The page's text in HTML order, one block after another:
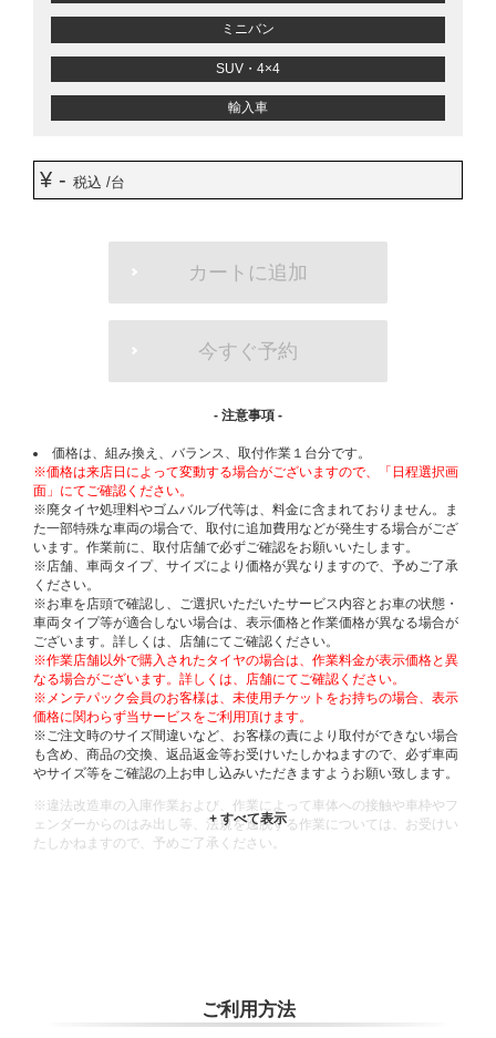
ミニバン
SUV・4×4
輸入車
¥ - 税込 /台
OPTIONS
カートに追加
今すぐ予約
- 注意事項 -
価格は、組み換え、バランス、取付作業１台分です。
※価格は来店日によって変動する場合がございますので、「日程選択画
面」にてご確認ください。
※廃タイヤ処理料やゴムバルブ代等は、料金に含まれておりません。ま
た一部特殊な車両の場合で、取付に追加費用などが発生する場合がござ
います。作業前に、取付店舗で必ずご確認をお願いいたします。
※店舗、車両タイプ、サイズにより価格が異なりますので、予めご了承
ください。
※お車を店頭で確認し、ご選択いただいたサービス内容とお車の状態・
車両タイプ等が適合しない場合は、表示価格と作業価格が異なる場合が
ございます。詳しくは、店舗にてご確認ください。
※作業店舗以外で購入されたタイヤの場合は、作業料金が表示価格と異
なる場合がございます。詳しくは、店舗にてご確認ください。
※メンテパック会員のお客様は、未使用チケットをお持ちの場合、表示
価格に関わらず当サービスをご利用頂けます。
※ご注文時のサイズ間違いなど、お客様の責により取付ができない場合
も含め、商品の交換、返品返金等お受けいたしかねますので、必ず車両
やサイズ等をご確認の上お申し込みいただきますようお願い致します。
※違法改造車の入庫作業および、作業によって車体への接触や車枠やフ
ェンダーからのはみ出し等、法規を逸脱する作業については、お受けい
たしかねますので、予めご了承ください。
ご利用方法